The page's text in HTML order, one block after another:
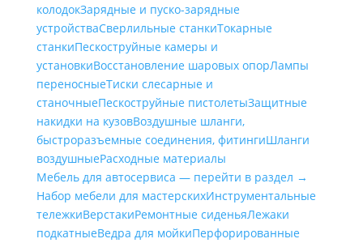
колодокЗарядные и пуско-зарядные
устройстваСверлильные станкиТокарные
станкиПескоструйные камеры и
установкиВосстановление шаровых опорЛампы
переносныеТиски слесарные и
станочныеПескоструйные пистолетыЗащитные
накидки на кузовВоздушные шланги,
быстроразъемные соединения, фитингиШланги
воздушныеРасходные материалы
Мебель для автосервиса — перейти в раздел →
Набор мебели для мастерскихИнструментальные
тележкиВерстакиРемонтные сиденьяЛежаки
подкатныеВедра для мойкиПерфорированные